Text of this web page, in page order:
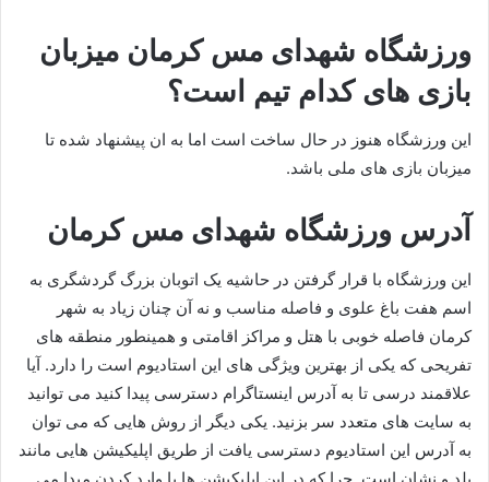
ورزشگاه شهدای مس کرمان میزبان
بازی های کدام تیم است؟
این ورزشگاه هنوز در حال ساخت است اما به ان پیشنهاد شده تا
میزبان بازی های ملی باشد.
آدرس ورزشگاه شهدای مس کرمان
این ورزشگاه با قرار گرفتن در حاشیه یک اتوبان بزرگ گردشگری به
اسم هفت باغ علوی و فاصله مناسب و نه آن چنان زیاد به شهر
کرمان فاصله خوبی با هتل و مراکز اقامتی و همینطور منطقه های
تفریحی که یکی از بهترین ویژگی های این استادیوم است را دارد. آیا
علاقمند درسی تا به آدرس اینستاگرام دسترسی پیدا کنید می توانید
به سایت های متعدد سر بزنید. یکی دیگر از روش هایی که می توان
به آدرس این استادیوم دسترسی یافت از طریق اپلیکیشن هایی مانند
بلد و نشان است. چرا که در این اپلیکیشن ها با وارد کردن مبدا می